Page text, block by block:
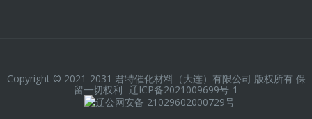
Copyright © 2021-2031 君特催化材料（大连）有限公司 版权所有 保
留一切权利 辽ICP备2021009699号-1
辽公网安备 21029602000729号